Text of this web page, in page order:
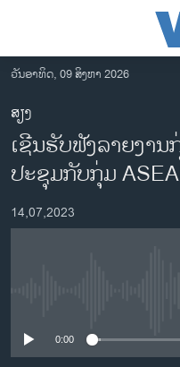
ເຂົ້າ
ຫາ
ຂ້າມ
ຂ້າມ
ຂ້າມ
ໄປ
ຫາ
ຊອກ
ລາວ
ອາເມຣິກາ
ການເລືອກຕັ້ງ ປະທານາທີບໍດີ
ຂ່າວ​ຈີນ
ຊີວິດຊາວລາວ
ວັນອາທິດ, 09 ສິງຫາ 2026
ສຽງ
ເຊີນຮັບຟັງລາຍງານ
ປະຊຸມກັບກຸ່ມ
14,07,2023
0:00